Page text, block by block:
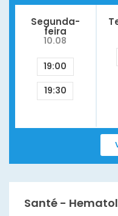
Segunda-
feira
10.08
19:00
19:30
Santé -